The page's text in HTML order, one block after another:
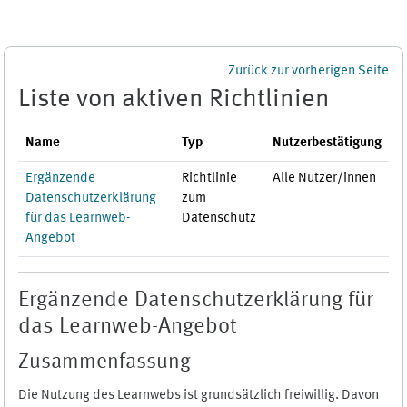
Zurück zur vorherigen Seite
Liste von aktiven Richtlinien
Name Typ Nutzerbestätigung
Ergänzende
Datenschutzerklärung
für das Learnweb-
Angebot
Richtlinie
zum
Datenschutz
Alle Nutzer/innen
Ergänzende Datenschutzerklärung für
das Learnweb-Angebot
Zusammenfassung
Die Nutzung des Learnwebs ist grundsätzlich freiwillig. Davon